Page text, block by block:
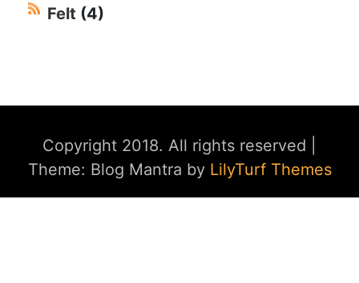
Felt (4)
Copyright 2018. All rights reserved
Theme: Blog Mantra by LilyTurf Themes